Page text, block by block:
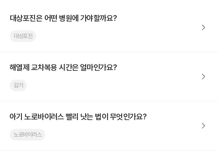
대상포진은 어떤 병원에 가야할까요?
대상포진
해열제 교차복용 시간은 얼마인가요?
감기
아기 노로바이러스 빨리 낫는 법이 무엇인가요?
노로바이러스